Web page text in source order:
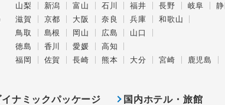
山梨 新潟 富山 石川 福井 長野 岐阜
滋賀 京都 大阪 奈良 兵庫
和歌山
鳥取 島根 岡山 広島
山口
徳島 香川 愛媛
高知
福岡 佐賀 長崎 熊本 大分 宮崎
鹿児島
イナミックパッケージ 国内ホテル・旅館